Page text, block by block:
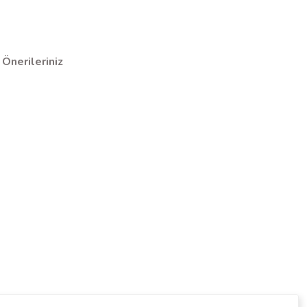
Önerileriniz